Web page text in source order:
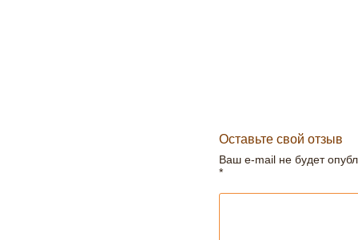
Оставьте свой отзыв
Ваш e-mail не будет
*